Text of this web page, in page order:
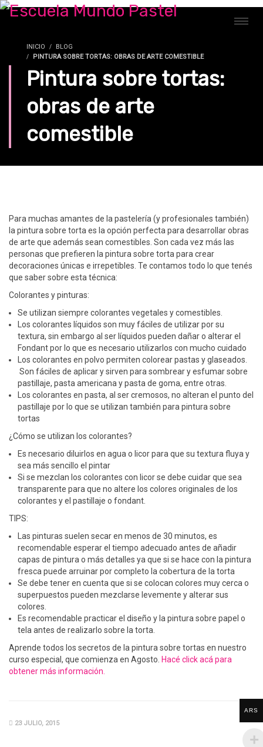
INICIO
BLOG
PINTURA SOBRE TORTAS: OBRAS DE ARTE COMESTIBLE
Pintura sobre tortas:
obras de arte
comestible
Para muchas amantes de la pastelería (y profesionales también)
la pintura sobre torta es la opción perfecta para desarrollar obras
de arte que además sean comestibles. Son cada vez más las
personas que prefieren la pintura sobre torta para crear
decoraciones únicas e irrepetibles. Te contamos todo lo que tenés
que saber sobre esta técnica:
Colorantes y pinturas:
Se utilizan siempre colorantes vegetales y comestibles.
Los colorantes líquidos son muy fáciles de utilizar por su
textura, sin embargo al ser líquidos pueden dañar o alterar el
Fondant por lo que es necesario utilizarlos con mucho cuidado
Los colorantes en polvo permiten colorear pastas y glaseados.
Son fáciles de aplicar y sirven para sombrear y esfumar sobre
pastillaje, pasta americana y pasta de goma, entre otras.
Los colorantes en pasta, al ser cremosos, no alteran el punto del
pastillaje por lo que se utilizan también para pintura sobre
tortas
¿Cómo se utilizan los colorantes?
Es necesario diluirlos en agua o licor para que su textura fluya y
sea más sencillo el pintar
Si se mezclan los colorantes con licor se debe cuidar que sea
transparente para que no altere los colores originales de los
colorantes y el pastillaje o fondant.
TIPS:
Las pinturas suelen secar en menos de 30 minutos, es
recomendable esperar el tiempo adecuado antes de añadir
capas de pintura o más detalles ya que si se hace con la pintura
fresca puede arruinar por completo la cobertura de la torta
Se debe tener en cuenta que si se colocan colores muy cerca o
superpuestos pueden mezclarse levemente y alterar sus
colores.
Es recomendable practicar el diseño y la pintura sobre papel o
tela antes de realizarlo sobre la torta.
Aprende todos los secretos de la pintura sobre tortas en nuestro
curso especial, que comienza en Agosto. Hacé click acá para
obtener más información.
23 JULIO, 2015
ARS